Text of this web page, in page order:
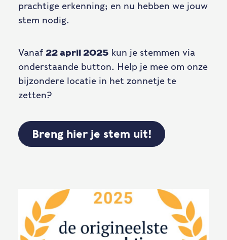
prachtige erkenning; en nu hebben we jouw
stem nodig.
Vanaf 22 april 2025 kun je stemmen via
onderstaande button. Help je mee om onze
bijzondere locatie in het zonnetje te
zetten?
Breng hier je stem uit!